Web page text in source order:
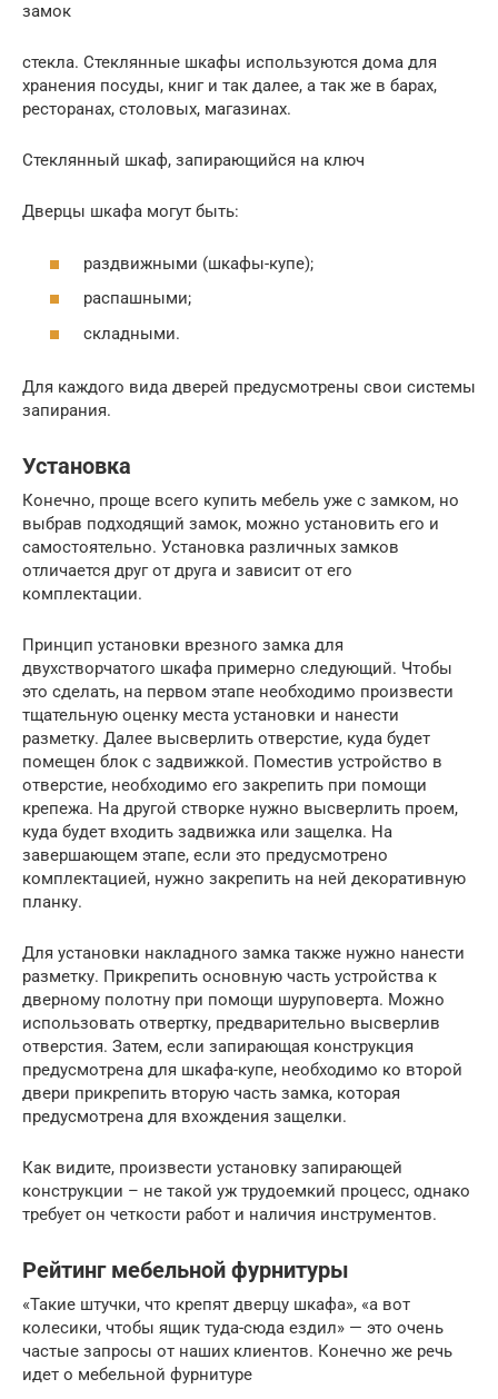
замок
стекла. Стеклянные шкафы используются дома для
хранения посуды, книг и так далее, а так же в барах,
ресторанах, столовых, магазинах.
Стеклянный шкаф, запирающийся на ключ
Дверцы шкафа могут быть:
раздвижными (шкафы-купе);
распашными;
складными.
Для каждого вида дверей предусмотрены свои системы
запирания.
Установка
Конечно, проще всего купить мебель уже с замком, но
выбрав подходящий замок, можно установить его и
самостоятельно. Установка различных замков
отличается друг от друга и зависит от его
комплектации.
Принцип установки врезного замка для
двухстворчатого шкафа примерно следующий. Чтобы
это сделать, на первом этапе необходимо произвести
тщательную оценку места установки и нанести
разметку. Далее высверлить отверстие, куда будет
помещен блок с задвижкой. Поместив устройство в
отверстие, необходимо его закрепить при помощи
крепежа. На другой створке нужно высверлить проем,
куда будет входить задвижка или защелка. На
завершающем этапе, если это предусмотрено
комплектацией, нужно закрепить на ней декоративную
планку.
Для установки накладного замка также нужно нанести
разметку. Прикрепить основную часть устройства к
дверному полотну при помощи шуруповерта. Можно
использовать отвертку, предварительно высверлив
отверстия. Затем, если запирающая конструкция
предусмотрена для шкафа-купе, необходимо ко второй
двери прикрепить вторую часть замка, которая
предусмотрена для вхождения защелки.
Как видите, произвести установку запирающей
конструкции – не такой уж трудоемкий процесс, однако
требует он четкости работ и наличия инструментов.
Рейтинг мебельной фурнитуры
«Такие штучки, что крепят дверцу шкафа», «а вот
колесики, чтобы ящик туда-сюда ездил» — это очень
частые запросы от наших клиентов. Конечно же речь
идет о мебельной фурнитуре